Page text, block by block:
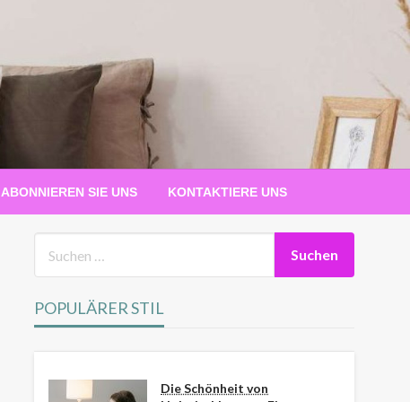
ABONNIEREN SIE UNS KONTAKTIERE UNS
POPULÄRER STIL
Die Schönheit von